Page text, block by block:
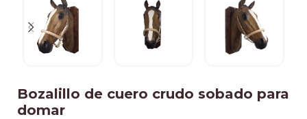
Bozalillo de cuero crudo sobado para
domar